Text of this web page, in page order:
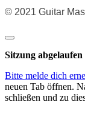
© 2021 Guitar
Dialog
schließen
Sitzung abgelaufen
Bitte melde dich
neuen Tab öffnen.
schließen und zu